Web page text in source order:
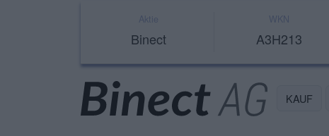
Aktie
Binect
WKN
A3H213
KAUF